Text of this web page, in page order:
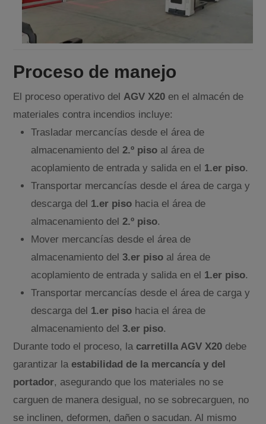
Proceso de manejo
El proceso operativo del AGV X20 en el almacén de
materiales contra incendios incluye:
Trasladar mercancías desde el área de
almacenamiento del2.º piso al área de
acoplamiento de entrada y salida en el 1.er piso.
Transportar mercancías desde el área de carga y
descarga del 1.er piso hacia el área de
almacenamiento del2.º piso.
Mover mercancías desde el área de
almacenamiento del3.er piso al área de
acoplamiento de entrada y salida en el 1.er piso.
Transportar mercancías desde el área de carga y
descarga del 1.er piso hacia el área de
almacenamiento del3.er piso.
Durante todo el proceso, lacarretilla AGV X20 debe
garantizar laestabilidad de la mercancía y del
portador, asegurando que los materiales no se
carguen de manera desigual, no se sobrecarguen, no
se inclinen, deformen, dañen o sacudan. Al mismo